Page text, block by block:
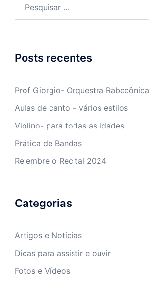
por:
Posts recentes
Prof Giorgio- Orquestra Rabecônica
Aulas de canto – vários estilos
Violino- para todas as idades
Prática de Bandas
Relembre o Recital 2024
Categorias
Artigos e Notícias
Dicas para assistir e ouvir
Fotos e Vídeos